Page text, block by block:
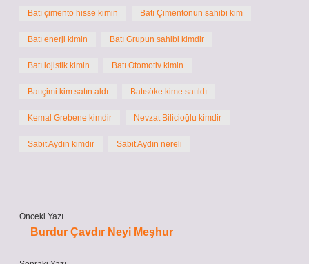
Batı çimento hisse kimin Batı Çimentonun sahibi kim
Batı enerji kimin Batı Grupun sahibi kimdir
Batı lojistik kimin Batı Otomotiv kimin
Batıçimi kim satın aldı Batısöke kime satıldı
Kemal Grebene kimdir Nevzat Bilicioğlu kimdir
Sabit Aydın kimdir Sabit Aydın nereli
Önceki Yazı
Burdur Çavdır Neyi Meşhur